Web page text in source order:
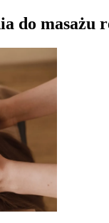
do masażu